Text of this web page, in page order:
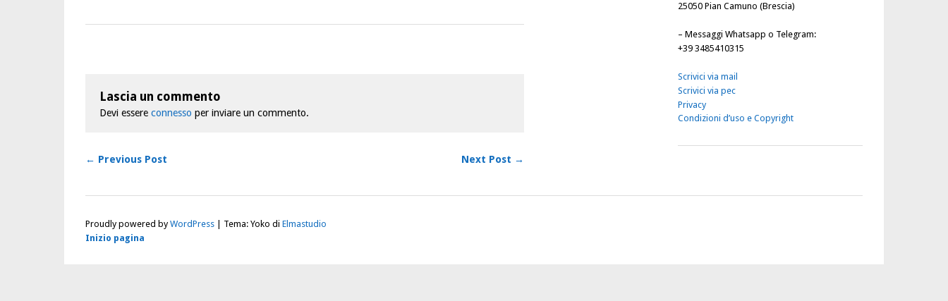
Lascia un commento
Devi essere connesso per inviare un commento.
← Previous Post Next Post →
25050 Pian Camuno (Brescia)
– Messaggi Whatsapp o Telegram:
+39 3485410315
Scrivici via mail
Scrivici via pec
Privacy
Condizioni d’uso e Copyright
Proudly powered by WordPress Tema: Yoko di Elmastudio
Inizio pagina